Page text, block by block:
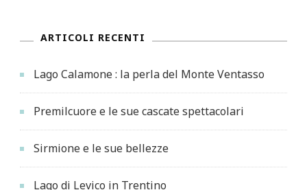
ARTICOLI RECENTI
Lago Calamone : la perla del Monte Ventasso
Premilcuore e le sue cascate spettacolari
Sirmione e le sue bellezze
Lago di Levico in Trentino